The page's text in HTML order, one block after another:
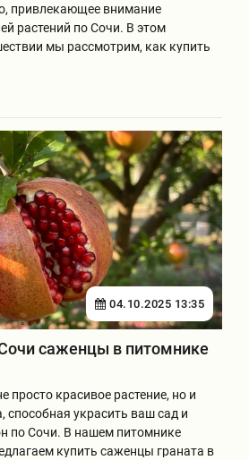
привлекающее внимание
растений по Сочи. В этом
мы рассмотрим, как купить
04.10.2025 13:35
саженцы в питомнике
просто красивое растение, но и
способная украсить ваш сад и
по Сочи. В нашем питомнике
купить саженцы граната в